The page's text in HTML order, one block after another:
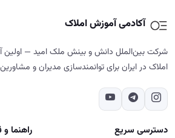
آکادمی آموزش املاک
شرکت بین‌الملل دانش و بینش ملک امید —
املاک در ایران برای توانمندسازی مدیران و
دسترسی سریع راهنما و